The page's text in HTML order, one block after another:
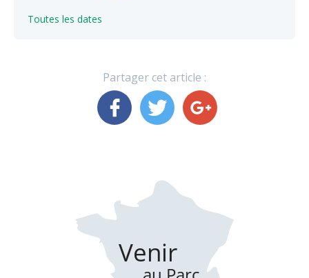
Toutes les dates
Partager cet article :